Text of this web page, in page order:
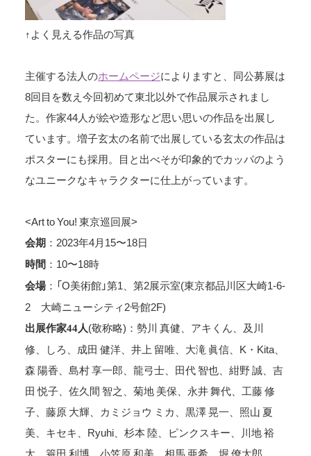
↑よく見える作品の写真
主催する法人のホームページによりますと、同公募展は
8回目を数え今回初めて東北以外で作品展示されまし
た。作家44人が絵や造形など思い思いの作品を出展し
ています。増子玄太の名前で出展している玄太の作品は
ポスターにも採用。目と出べそが印象的でカッパのよう
なユニークなキャラクターに仕上がっています。
<Art to You! 東京巡回展>
会期 ：2023年4月15〜18日
時間 ：10〜18時
会場：「O美術館」第1、第2展示室(東京都品川区大崎1-6-
2 大崎ニューシティ2号館2F)
出展作家44人(敬称略)：勢川 真健、アキくん、及川
修、しろ、成田 健洋、井上 留唯、大滝 眞信、K・Kita、
森 陽香、島村 享一郎、龍弓士、田代 智也、紺野 誠、吉
田 悦子、佐久間 智之、菊地 美保、永井 舞代、工藤 修
子、藤原 大輝、カミジョウ ミカ、黒澤 晃一、照山 夏
美、キセキ、Ryuhi、杉本 陸、ピンクスキー、川地 裕